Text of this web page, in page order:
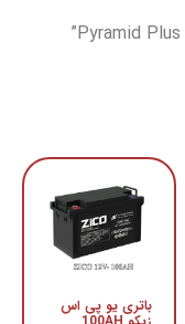
باتری یو پی اس